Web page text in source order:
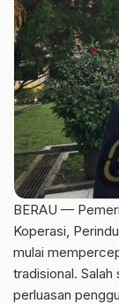
BERAU —
Koperasi,
mulai
tradisional. Salah
perluasan